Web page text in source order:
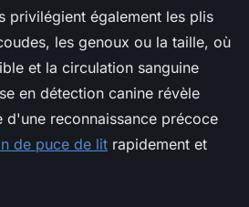
privilégient également les plis
les genoux ou la taille, où
et la circulation sanguine
en détection canine révèle
reconnaissance précoce
de puce de lit rapidement et